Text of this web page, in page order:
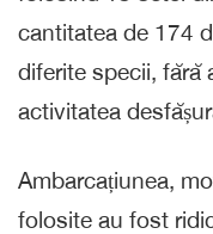
cantitatea de 174
diferite specii, fără
activitatea
Ambarcațiunea,
folosite au fost